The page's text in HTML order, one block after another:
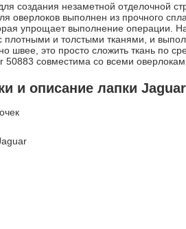
создания незаметной отделочной
оверлоков выполнен из прочного
упрощает выполнение операции.
плотными и толстыми тканями, и
швее, это просто сложить ткань по
50883 совместима со всеми
и описание лапки